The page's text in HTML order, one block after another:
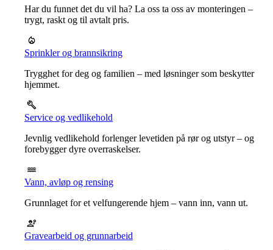
Har du funnet det du vil ha? La oss ta oss av monteringen –
trygt, raskt og til avtalt pris.
Sprinkler og brannsikring
Trygghet for deg og familien – med løsninger som beskytter
hjemmet.
Service og vedlikehold
Jevnlig vedlikehold forlenger levetiden på rør og utstyr – og
forebygger dyre overraskelser.
Vann, avløp og rensing
Grunnlaget for et velfungerende hjem – vann inn, vann ut.
Gravearbeid og grunnarbeid